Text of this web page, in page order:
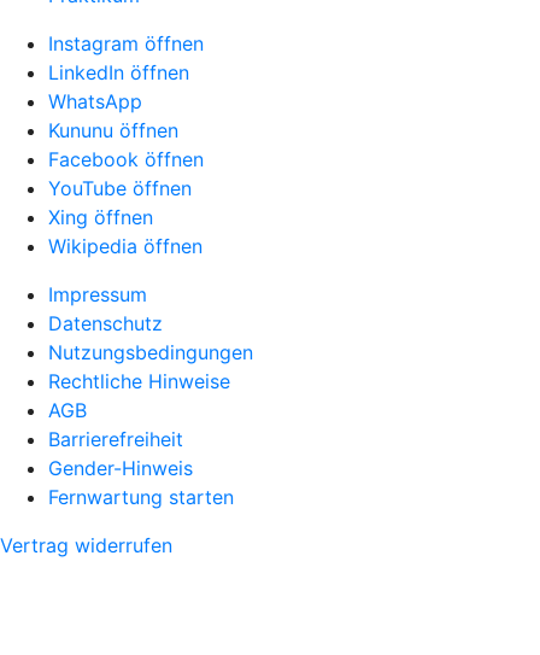
Instagram öffnen
LinkedIn öffnen
WhatsApp
Kununu öffnen
Facebook öffnen
YouTube öffnen
Xing öffnen
Wikipedia öffnen
Impressum
Datenschutz
Nutzungsbedingungen
Rechtliche Hinweise
AGB
Barrierefreiheit
Gender-Hinweis
Fernwartung starten
Vertrag widerrufen